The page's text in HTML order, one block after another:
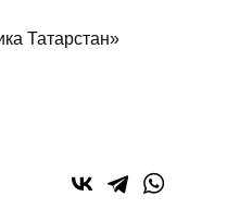
Татарстан»